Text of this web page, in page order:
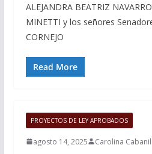
ALEJANDRA BEATRIZ
MINETTI y los señores
CORNEJO
Read More
PROYECTOS DE LEY APROBADOS
agosto 14, 2025 Carolina